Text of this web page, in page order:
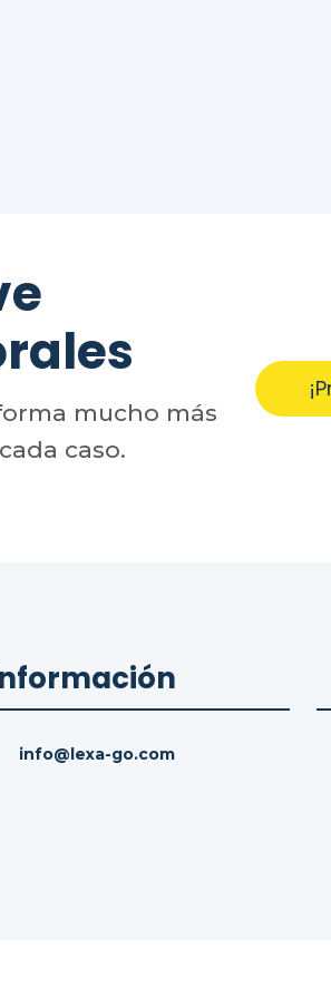
mucho más
caso.
info@lexa-go.com